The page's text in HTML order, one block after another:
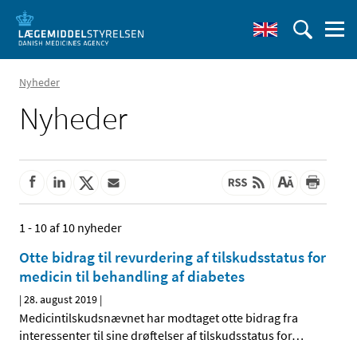
Nyheder
Nyheder
1 - 10 af 10 nyheder
Otte bidrag til revurdering af tilskudsstatus for
medicin til behandling af diabetes
|28. august 2019 |
Medicintilskudsnævnet har modtaget otte bidrag fra
interessenter til sine drøftelser af tilskudsstatus for…